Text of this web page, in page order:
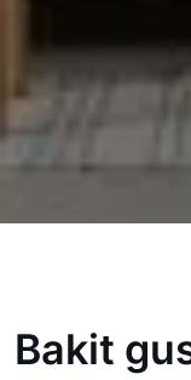
Bakit